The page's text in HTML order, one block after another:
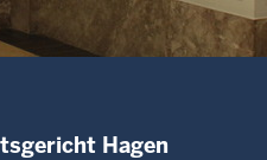
Hagen